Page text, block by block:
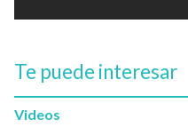
Te puede interesar
Videos